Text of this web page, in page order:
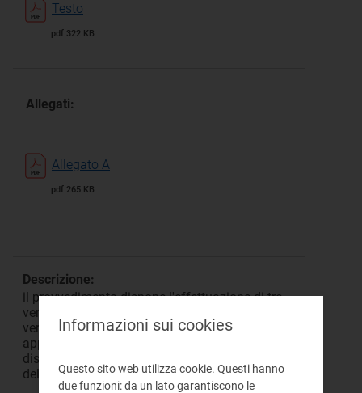
Testo
pdf 322 KB
Allegati:
Allegato A
pdf 265 KB
Descrizione:
il provvedimento dispone l'effettuazione di tre
verifiche ispettive presso produttori elettrici per
verificare l'installazione e la funzionalità delle
apparecchiature necessarie a implementare il
distacco da remoto ai sensi della
del.421/2014/R/eel
Informazioni sui cookies
Questo sito web utilizza cookie. Questi hanno
due funzioni: da un lato garantiscono le